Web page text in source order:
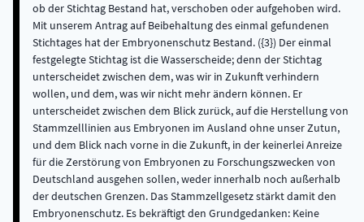
ob der Stichtag Bestand hat, verschoben oder aufgehoben wird.
Mit unserem Antrag auf Beibehaltung des einmal gefundenen
Stichtages hat der Embryonenschutz Bestand. ({3}) Der einmal
festgelegte Stichtag ist die Wasserscheide; denn der Stichtag
unterscheidet zwischen dem, was wir in Zukunft verhindern
wollen, und dem, was wir nicht mehr ändern können. Er
unterscheidet zwischen dem Blick zurück, auf die Herstellung von
Stammzelllinien aus Embryonen im Ausland ohne unser Zutun,
und dem Blick nach vorne in die Zukunft, in der keinerlei Anreize
für die Zerstörung von Embryonen zu Forschungszwecken von
Deutschland ausgehen sollen, weder innerhalb noch außerhalb
der deutschen Grenzen. Das Stammzellgesetz stärkt damit den
Embryonenschutz. Es bekräftigt den Grundgedanken: Keine